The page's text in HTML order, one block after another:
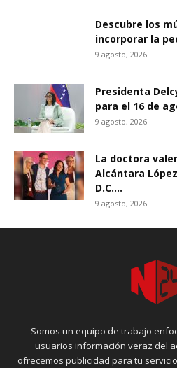
Descubre los
incorporar la
9 agosto, 2026
Presidenta
para el 16 de
9 agosto, 2026
La doctora
Alcántara
D.C....
9 agosto, 2026
Somos un equipo de trabajo
usuarios información veraz del
ofrecemos publicidad para tu